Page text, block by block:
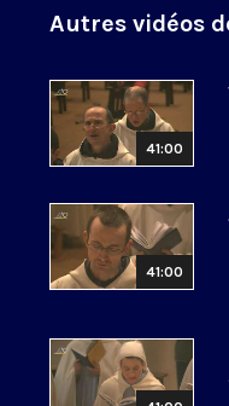
Autres vidéos
41:00
41:00